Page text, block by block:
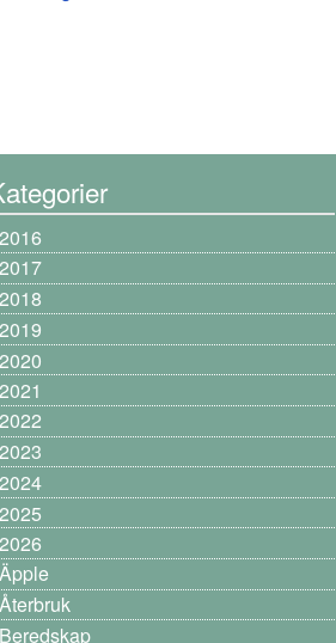
2016
2017
2018
2019
2020
2021
2022
2023
2024
2025
2026
Äpple
Återbruk
Beredskap